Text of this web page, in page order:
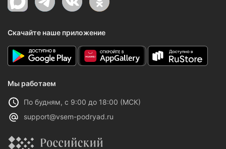
Скачайте наше приложение
Мы работаем
По будням, с 9:00 до 18:00 (МСК)
support@vsem-podryad.ru